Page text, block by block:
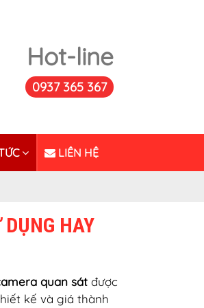
Hot-line
0937 365 367
LIÊN HỆ
HAY
quan sát được
kế và giá thành